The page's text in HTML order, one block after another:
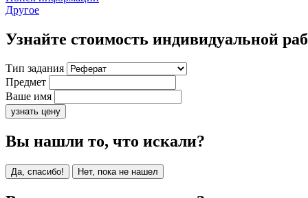
Другое
Узнайте стоимость индивидуальной
Тип задания
Предмет
Ваше имя
узнать цену
Вы нашли то, что искали?
Да, спасибо! Нет, пока не нашел